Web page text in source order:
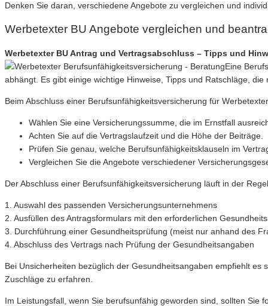
Denken Sie daran, verschiedene Angebote zu vergleichen und
Werbetexter BU Angebote vergleichen und
Werbetexter BU Antrag und Vertragsabschluss – Tipps und
Eine
abhängt. Es gibt einige wichtige Hinweise, Tipps und Ratschläge,
Beim Abschluss einer Berufsunfähigkeitsversicherung für
Wählen Sie eine Versicherungssumme, die im Ernstfall
Achten Sie auf die Vertragslaufzeit und die Höhe der Beiträge.
Prüfen Sie genau, welche Berufsunfähigkeitsklauseln im
Vergleichen Sie die Angebote verschiedener
Der Abschluss einer Berufsunfähigkeitsversicherung läuft in der
1. Auswahl des passenden Versicherungsunternehmens
2. Ausfüllen des Antragsformulars mit den erforderlichen
3. Durchführung einer Gesundheitsprüfung (meist nur anhand des
4. Abschluss des Vertrags nach Prüfung der Gesundheitsangaben
Bei Unsicherheiten bezüglich der Gesundheitsangaben empfiehlt
Zuschläge zu erfahren.
Im Leistungsfall, wenn Sie berufsunfähig geworden sind, sollten Sie